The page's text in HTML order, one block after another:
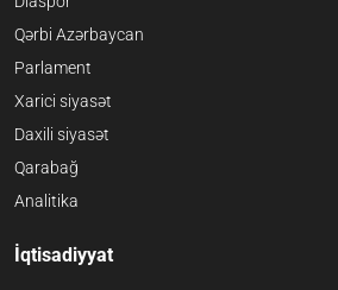
Qərbi Azərbaycan
Parlament
Xarici siyasət
Daxili siyasət
Qarabağ
Analitika
İqtisadiyyat